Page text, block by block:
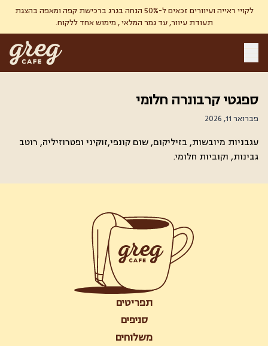
לקויי ראייה ועיוורים זכאים ל-50% הנחה בגרג ברכישת קפה ומאפה בהצגת
תעודת עיוור, עד גמר המלאי , מימוש אחד ללקוח.
ספגטי קרבונרה חלומי
פברואר 11, 2026
עגבניות מיובשות, בזיליקום, שום קונפי,זוקיני ופטרוזיליה, רוטב
גבינות, וקוביות חלומי.
תפריטים
סניפים
משלוחים